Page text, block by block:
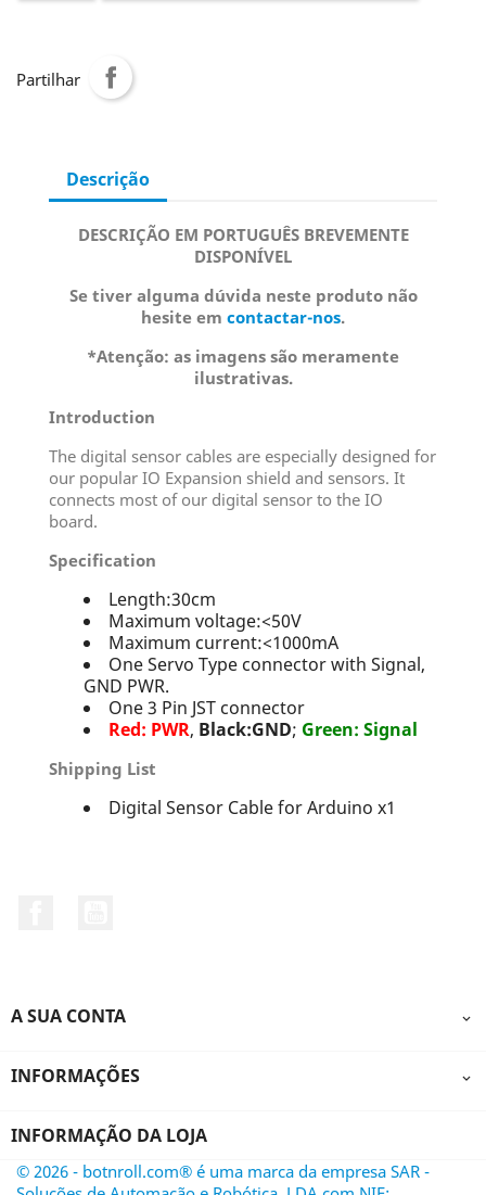
Partilhar
Descrição
DESCRIÇÃO EM PORTUGUÊS BREVEMENTE
DISPONÍVEL
Se tiver alguma dúvida neste produto não
hesite em contactar-nos.
*Atenção: as imagens são meramente
ilustrativas.
Introduction
The digital sensor cables are especially designed for
our popular IO Expansion shield and sensors. It
connects most of our digital sensor to the IO
board.
Specification
Length:30cm
Maximum voltage:<50V
Maximum current:<1000mA
One Servo Type connector with Signal,
GND PWR.
One 3 Pin JST connector
Red: PWR, Black:GND; Green: Signal
Shipping List
Digital Sensor Cable for Arduino x1
A SUA CONTA 
INFORMAÇÕES 
INFORMAÇÃO DA LOJA
© 2026 - botnroll.com® é uma marca da empresa SAR -